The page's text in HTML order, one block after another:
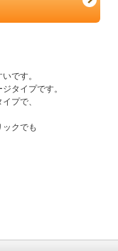
です。
タイプです。
プで、
クでも